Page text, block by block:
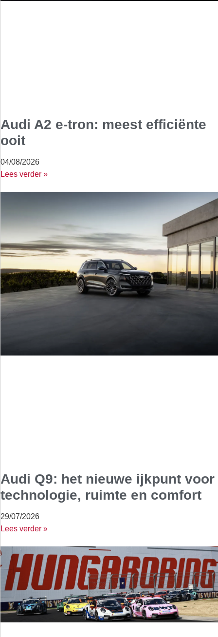
Audi A2 e-tron: meest efficiënte
ooit
04/08/2026
Lees verder »
Audi Q9: het nieuwe ijkpunt voor
technologie, ruimte en comfort
29/07/2026
Lees verder »